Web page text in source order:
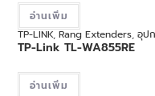
อ่านเพิ่ม
TP-LINK,Rang Extenders,อุป
TP-Link TL-WA855RE
อ่านเพิ่ม